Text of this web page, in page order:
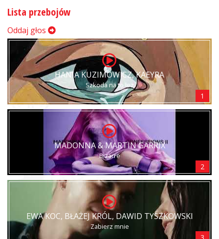
Lista przebojów
Oddaj głos
HANIA KUZIMOWICZ, KAEYRA
Szkoda na to łez
1
MADONNA & MARTIN GARRIX
Bizarre
2
EWA KOC, BŁAŻEJ KRÓL, DAWID TYSZKOWSKI
Zabierz mnie
3